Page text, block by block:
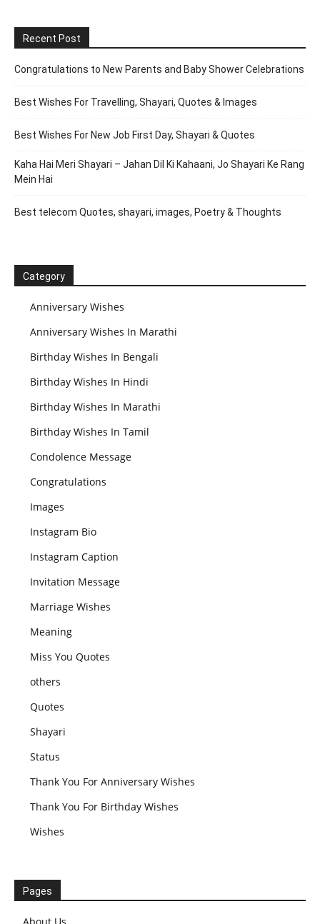
Recent Post
Congratulations to New Parents and Baby Shower Celebrations
Best Wishes For Travelling, Shayari, Quotes & Images
Best Wishes For New Job First Day, Shayari & Quotes
Kaha Hai Meri Shayari – Jahan Dil Ki Kahaani, Jo Shayari Ke Rang
Mein Hai
Best telecom Quotes, shayari, images, Poetry & Thoughts
Category
Anniversary Wishes
Anniversary Wishes In Marathi
Birthday Wishes In Bengali
Birthday Wishes In Hindi
Birthday Wishes In Marathi
Birthday Wishes In Tamil
Condolence Message
Congratulations
Images
Instagram Bio
Instagram Caption
Invitation Message
Marriage Wishes
Meaning
Miss You Quotes
others
Quotes
Shayari
Status
Thank You For Anniversary Wishes
Thank You For Birthday Wishes
Wishes
Pages